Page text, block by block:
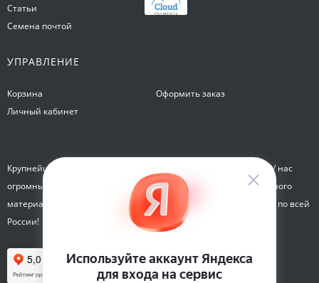
Статьи
Семена почтой
УПРАВЛЕНИЕ
Корзина
Личный кабинет
Оформить заказ
Крупнейший интернет-магазин семян Семена на Яблочкова. У нас
огромный каталог семян, растений, луковиц цветов и посадочного
материала. Здесь вы можете купить семена почтой и курьером по всей
России!